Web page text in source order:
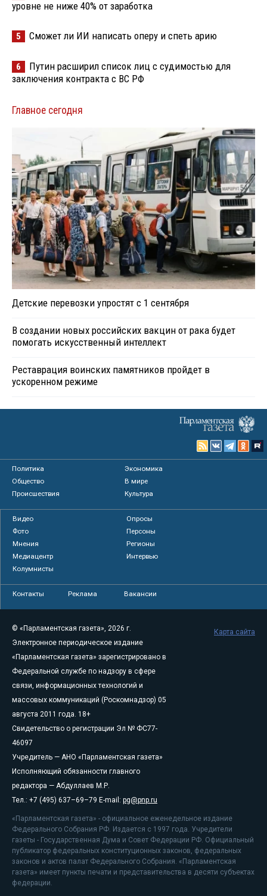
уровне не ниже 40% от заработка
5 Сможет ли ИИ написать оперу и спеть арию
6
Путин расширил список лиц с судимостью для
заключения контракта с ВС РФ
Главное сегодня
Детские перевозки упростят с 1 сентября
В создании новых российских вакцин от рака будет
помогать искусственный интеллект
Реставрация воинских памятников пройдет в
ускоренном режиме
Политика
Экономика
Общество
В мире
Происшествия
Культура
Видео
Опросы
Фото
Персоны
Мнения
Регионы
Медиацентр
Интервью
Колумнисты
Контакты Реклама Вакансии
© «Парламентская газета», 2026 г.
Электронное периодическое издание
«Парламентская газета» зарегистрировано в
Федеральной службе по надзору в сфере
связи, информационных технологий и
массовых коммуникаций (Роскомнадзор) 05
августа 2011 года. 18+
Свидетельство о регистрации Эл № ФС77-
46097
Учредитель — АНО «Парламентская газета»
Исполняющий обязанности главного
редактора — Абдуллаев М.Р.
Тел.: +7 (495) 637–69–79 E-mail: pg@pnp.ru
«Парламентская газета» - официальное еженедельное издание
Федерального Собрания РФ. Издается с 1997 года. Учредители
газеты - Государственная Дума и Совет Федерации РФ. Официальный
публикатор федеральных конституционных законов, федеральных
законов и актов палат Федерального Собрания. «Парламентская
газета» имеет пункты печати и представительства в десяти субъектах
федерации.
Карта сайта